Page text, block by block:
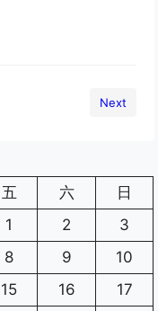
Next
五 六
日
1
2
3
8 9
10
15 16
17